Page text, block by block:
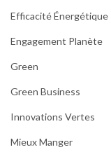
Efficacité Énergétique
Engagement Planète
Green
Green Business
Innovations Vertes
Mieux Manger